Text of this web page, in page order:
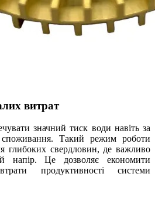
витрат
значний тиск води навіть за
споживання. Такий режим роботи
глибоких свердловин, де важливо
напір. Це дозволяє економити
продуктивності системи